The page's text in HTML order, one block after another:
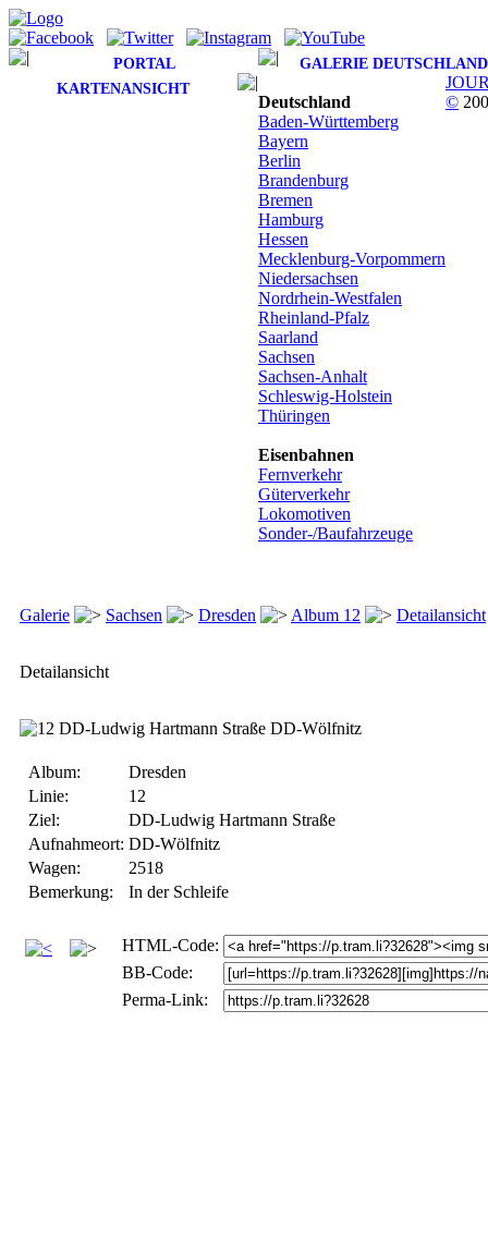
PORTAL
GALERIE DEUTSCHLAND
KARTENANSICHT
Deutschland
Baden-Württemberg
Bayern
Berlin
Brandenburg
Bremen
Hamburg
Hessen
Mecklenburg-Vorpommern
Niedersachsen
Nordrhein-Westfalen
Rheinland-Pfalz
Saarland
Sachsen
Sachsen-Anhalt
Schleswig-Holstein
Thüringen
Eisenbahnen
Fernverkehr
Güterverkehr
Lokomotiven
Sonder-/Baufahrzeuge
Galerie Sachsen Dresden Album 12 Detailansicht
Detailansicht
Album:
Dresden
Linie:
12
Ziel:
DD-Ludwig Hartmann Straße
Aufnahmeort: DD-Wölfnitz
Wagen:
2518
Bemerkung:
In der Schleife
HTML-Code:
BB-Code:
Perma-Link:
©